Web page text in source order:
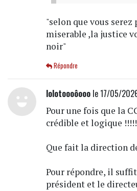
"selon que vous serez
miserable ,la justice
noir"
Répondre
lolotoooôooole 17/05/
Pour une fois que la
crédible et logique !!!!!
Que fait la direction
Pour répondre, il
président et le